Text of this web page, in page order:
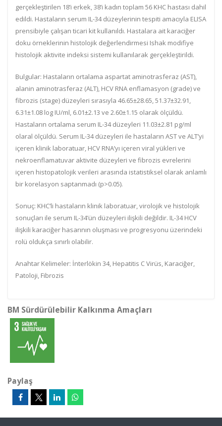
gerçekleştirilen 18’i erkek, 38’i kadın toplam 56 KHC hastası dahil
edildi. Hastaların serum IL-34 düzeylerinin tespiti amacıyla ELISA
prensibiyle çalışan ticari kit kullanıldı. Hastalara ait karaciğer
doku örneklerinin histolojik değerlendirmesi Ishak modifiye
histolojik aktivite indeksi sistemi kullanılarak gerçekleştirildi.
Bulgular: Hastaların ortalama aspartat aminotrasferaz (AST),
alanin aminotrasferaz (ALT), HCV RNA enflamasyon (grade) ve
fibrozis (stage) düzeyleri sırasıyla 46.65±28.65, 51.37±32.91,
6.31±1.08 log IU/ml, 6.01±2.13 ve 2.60±1.15 olarak ölçüldü.
Hastaların ortalama serum IL-34 düzeyleri 11.03±2.81 pg/ml
olaral ölçüldü. Serum IL-34 düzeyleri ile hastaların AST ve ALT’yi
içeren klinik laboratuar, HCV RNA’yı içeren viral yükleri ve
nekroenflamatuvar aktivite düzeyleri ve fibrozis evrelerini
içeren histopatolojik verileri arasında istatistiksel olarak anlamlı
bir korelasyon saptanmadı (p>0.05).
Sonuç: KHC’li hastaların klinik laboratuar, virolojik ve histolojik
sonuçları ile serum IL-34’ün düzeyleri ilişkili değildir. IL-34 HCV
ilişkili karaciğer hasarının oluşması ve progresyonu üzerindeki
rolü oldukça sınırlı olabilir.
Anahtar Kelimeler: İnterlökin 34, Hepatitis C Virüs, Karaciğer,
Patoloji, Fibrozis
BM Sürdürülebilir Kalkınma Amaçları
Paylaş